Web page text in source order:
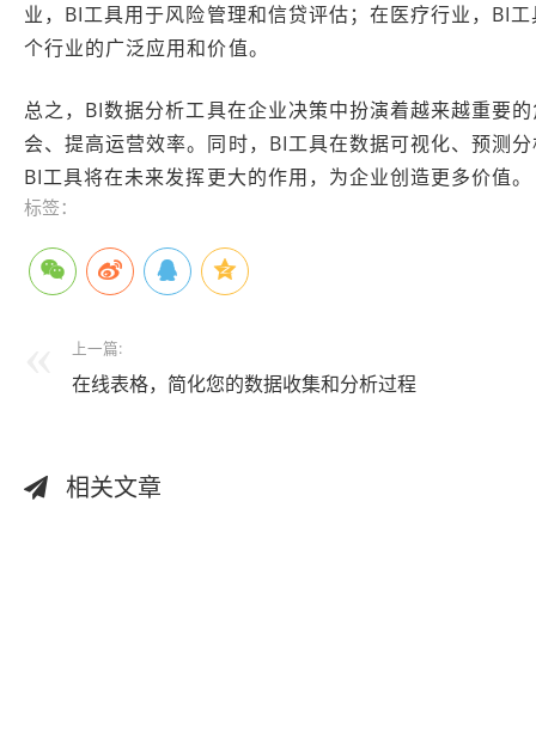
业，BI工具用于风险管理和信贷评估；在医疗行业，BI
个行业的广泛应用和价值。
总之，BI数据分析工具在企业决策中扮演着越来越重要
会、提高运营效率。同时，BI工具在数据可视化、预测
BI工具将在未来发挥更大的作用，为企业创造更多价值。
标签：
上一篇:
在线表格，简化您的数据收集和分析过程
相关文章